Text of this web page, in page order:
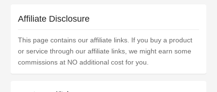
Affiliate Disclosure
This page contains our affiliate links. If you buy a product
or service through our affiliate links, we might earn some
commissions at NO additional cost for you.